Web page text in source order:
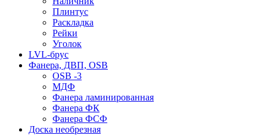
Плинтус
Раскладка
Рейки
Уголок
LVL-брус
Фанера, ДВП, OSB
OSB -3
МДФ
Фанера ламинированная
Фанера ФК
Фанера ФСФ
Доска необрезная